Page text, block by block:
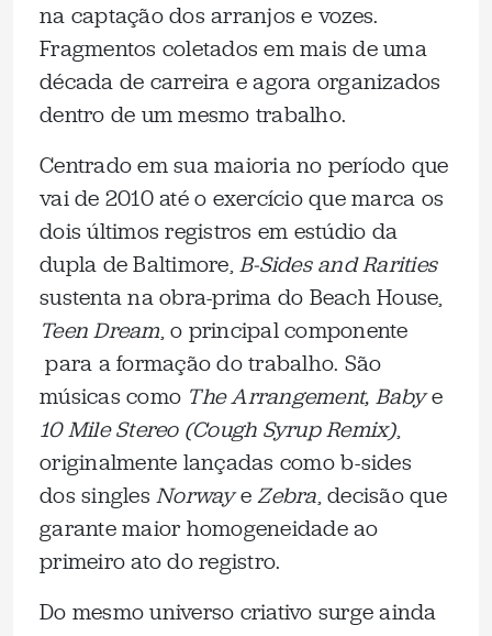
na captação dos arranjos e vozes.
Fragmentos coletados em mais de uma
década de carreira e agora organizados
dentro de um mesmo trabalho.
Centrado em sua maioria no período que
vai de 2010 até o exercício que marca os
dois últimos registros em estúdio da
dupla de Baltimore,B-Sides and Rarities
sustenta na obra-prima do Beach House,
Teen Dream, o principal componente
para a formação do trabalho. São
músicas como The Arrangement, Babye
10 Mile Stereo (Cough Syrup Remix),
originalmente lançadas como b-sides
dos singles NorwayeZebra, decisão que
garante maior homogeneidade ao
primeiro ato do registro.
Do mesmo universo criativo surge ainda